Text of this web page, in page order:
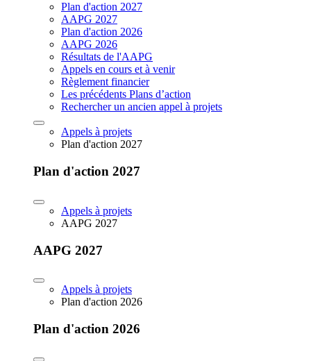
Plan d'action 2027
AAPG 2027
Plan d'action 2026
AAPG 2026
Résultats de l'AAPG
Appels en cours et à venir
Règlement financier
Les précédents Plans d’action
Rechercher un ancien appel à projets
Appels à projets
Plan d'action 2027
Plan d'action 2027
Appels à projets
AAPG 2027
AAPG 2027
Appels à projets
Plan d'action 2026
Plan d'action 2026